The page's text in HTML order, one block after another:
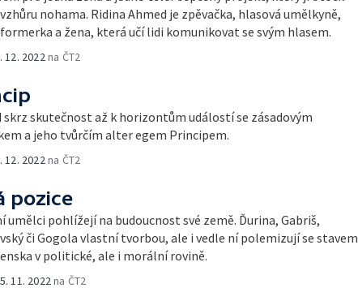
nohama. Ridina Ahmed je zpěvačka, hlasová umělkyně,
a žena, která učí lidi komunikovat se svým hlasem.
12. 2022 na ČT2
skrz skutečnost až k horizontům událostí se zásadovým
a jeho tvůrčím alter egem Principem.
12. 2022 na ČT2
pozice
umělci pohlížejí na budoucnost své země. Ďurina, Gabriš,
či Gogola vlastní tvorbou, ale i vedle ní polemizují se stavem
v politické, ale i morální rovině.
11. 2022 na ČT2